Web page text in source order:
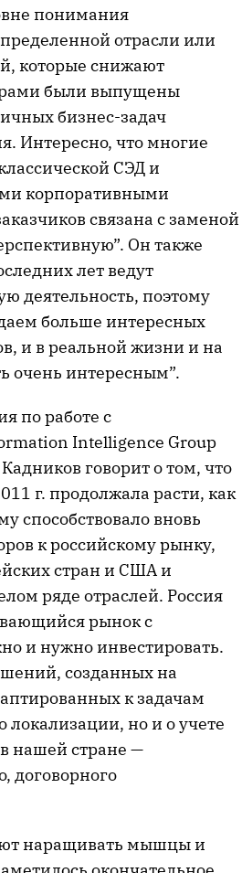
понимания
отрасли или
которые снижают
были выпущены
бизнес-задач
Интересно, что многие
СЭД и
корпоративными
связана с заменой
Он также
лет ведут
деятельность, поэтому
больше интересных
и в реальной жизни и на
очень интересным”.
по работе с
Intelligence Group
говорит о том, что
г. продолжала расти, как
способствовало вновь
к российскому рынку,
стран и США и
ряде отраслей. Россия
рынок с
и нужно инвестировать.
созданных на
к задачам
локализации, но и о учете
нашей стране —
договорного
наращивать мышцы и